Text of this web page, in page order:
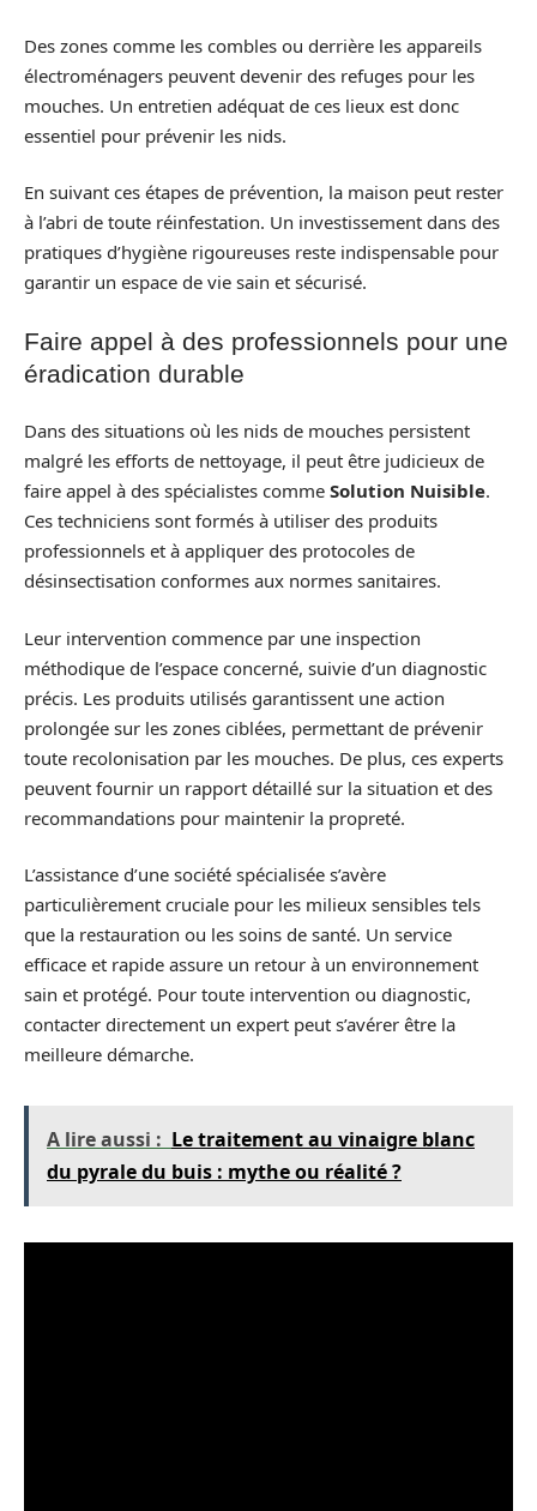
Des zones comme les combles ou derrière les appareils
électroménagers peuvent devenir des refuges pour les
mouches. Un entretien adéquat de ces lieux est donc
essentiel pour prévenir les nids.
En suivant ces étapes de prévention, la maison peut rester
à l’abri de toute réinfestation. Un investissement dans des
pratiques d’hygiène rigoureuses reste indispensable pour
garantir un espace de vie sain et sécurisé.
Faire appel à des professionnels pour une
éradication durable
Dans des situations où les nids de mouches persistent
malgré les efforts de nettoyage, il peut être judicieux de
faire appel à des spécialistes comme Solution Nuisible.
Ces techniciens sont formés à utiliser des produits
professionnels et à appliquer des protocoles de
désinsectisation conformes aux normes sanitaires.
Leur intervention commence par une inspection
méthodique de l’espace concerné, suivie d’un diagnostic
précis. Les produits utilisés garantissent une action
prolongée sur les zones ciblées, permettant de prévenir
toute recolonisation par les mouches. De plus, ces experts
peuvent fournir un rapport détaillé sur la situation et des
recommandations pour maintenir la propreté.
L’assistance d’une société spécialisée s’avère
particulièrement cruciale pour les milieux sensibles tels
que la restauration ou les soins de santé. Un service
efficace et rapide assure un retour à un environnement
sain et protégé. Pour toute intervention ou diagnostic,
contacter directement un expert peut s’avérer être la
meilleure démarche.
A lire aussi : Le traitement au vinaigre blanc
du pyrale du buis : mythe ou réalité ?